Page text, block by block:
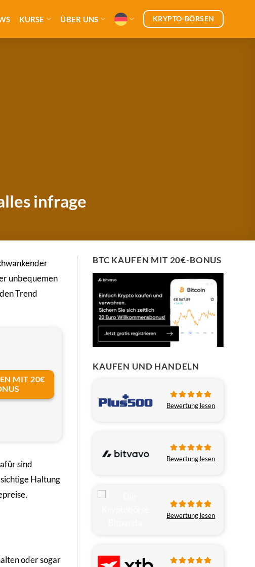
KURSE ÜBER UNS KRYPTO-BÖRSEN
infrage
unbequemen
Trend
MIT 20€
sind
Haltung
oder sogar
BTC KAUFEN MIT 20€-BONUS
KAUFEN UND HANDELN
Bewertung lesen
Bewertung lesen
Bewertung lesen